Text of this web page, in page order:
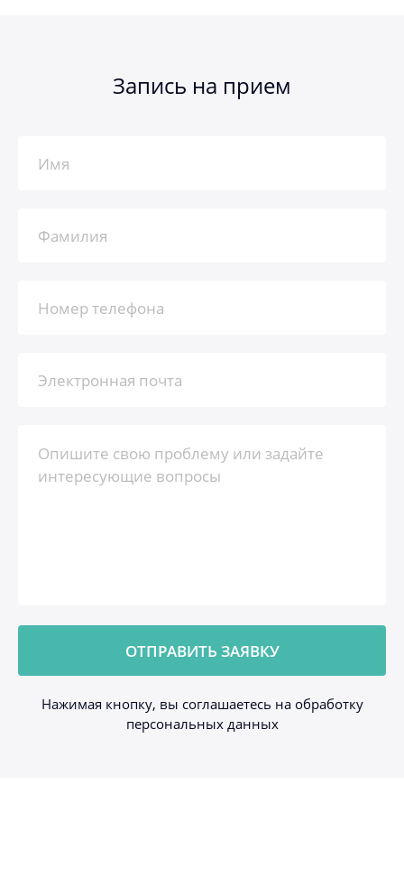
Запись на прием
Нажимая кнопку, вы соглашаетесь на обработку
персональных данных